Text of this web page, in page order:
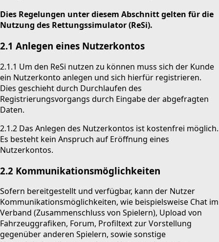
Dies Regelungen unter diesem Abschnitt gelten für die
Nutzung des Rettungssimulator (ReSi).
2.1 Anlegen eines Nutzerkontos
2.1.1 Um den ReSi nutzen zu können muss sich der Kunde
ein Nutzerkonto anlegen und sich hierfür registrieren.
Dies geschieht durch Durchlaufen des
Registrierungsvorgangs durch Eingabe der abgefragten
Daten.
2.1.2 Das Anlegen des Nutzerkontos ist kostenfrei möglich.
Es besteht kein Anspruch auf Eröffnung eines
Nutzerkontos.
2.2 Kommunikationsmöglichkeiten
Sofern bereitgestellt und verfügbar, kann der Nutzer
Kommunikationsmöglichkeiten, wie beispielsweise Chat im
Verband (Zusammenschluss von Spielern), Upload von
Fahrzeuggrafiken, Forum, Profiltext zur Vorstellung
gegenüber anderen Spielern, sowie sonstige